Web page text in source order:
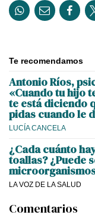
Te recomendamos
Antonio Ríos,
«Cuando tu hijo
te está diciendo
pidas cuando le
LUCÍA CANCELA
¿Cada cuánto
toallas? ¿Puede
LA VOZ DE LA SALUD
Comentarios